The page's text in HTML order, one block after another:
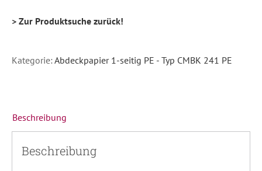
> Zur Produktsuche zurück!
Kategorie:Abdeckpapier 1-seitig PE - Typ CMBK 241 PE
Beschreibung
Beschreibung